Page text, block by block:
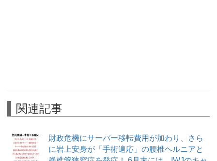
関連記事
財政危機にサーバー移転費用が加わり、さら
に岩上安身が「手術適応」の腰椎ヘルニアと